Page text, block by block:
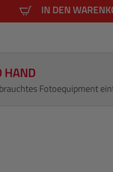
IN DEN
HAND
Fotoequipment